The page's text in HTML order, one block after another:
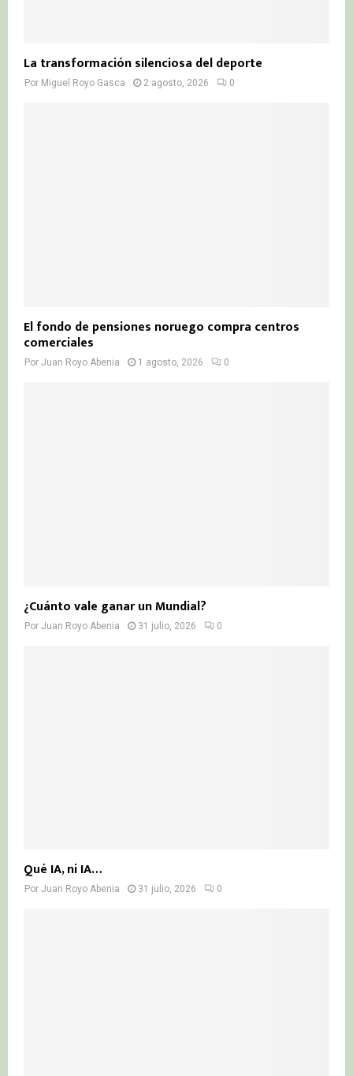
La transformación silenciosa del deporte
Por Miguel Royo Gasca 2 agosto, 2026 0
El fondo de pensiones noruego compra centros
comerciales
Por Juan Royo Abenia 1 agosto, 2026 0
¿Cuánto vale ganar un Mundial?
Por Juan Royo Abenia 31 julio, 2026 0
Qué IA, ni IA…
Por Juan Royo Abenia 31 julio, 2026 0